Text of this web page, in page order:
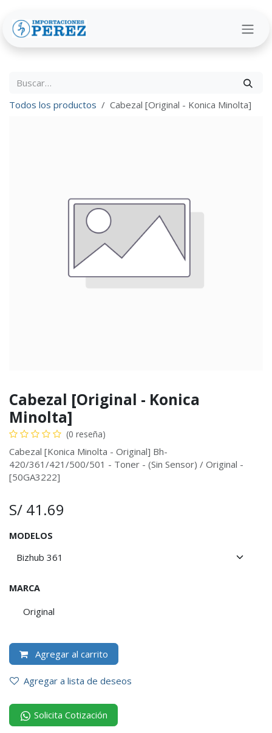
Todos los productos Cabezal [Original - Konica Minolta]
Cabezal [Original - Konica
Minolta]
(0 reseña)
Cabezal [Konica Minolta - Original] Bh-
420/361/421/500/501 - Toner - (Sin Sensor) / Original -
[50GA3222]
S/ 41.69
MODELOS
MARCA
Original
Agregar al carrito
Agregar a lista de deseos
Solicita Cotización